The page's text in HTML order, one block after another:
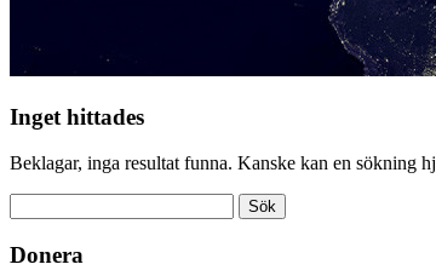
Inget hittades
Beklagar, inga resultat funna. Kanske kan en sökning
efter:
Donera